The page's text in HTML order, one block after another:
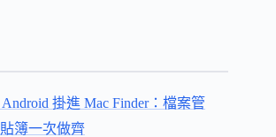
掛進 Mac Finder：檔案管
簿一次做齊